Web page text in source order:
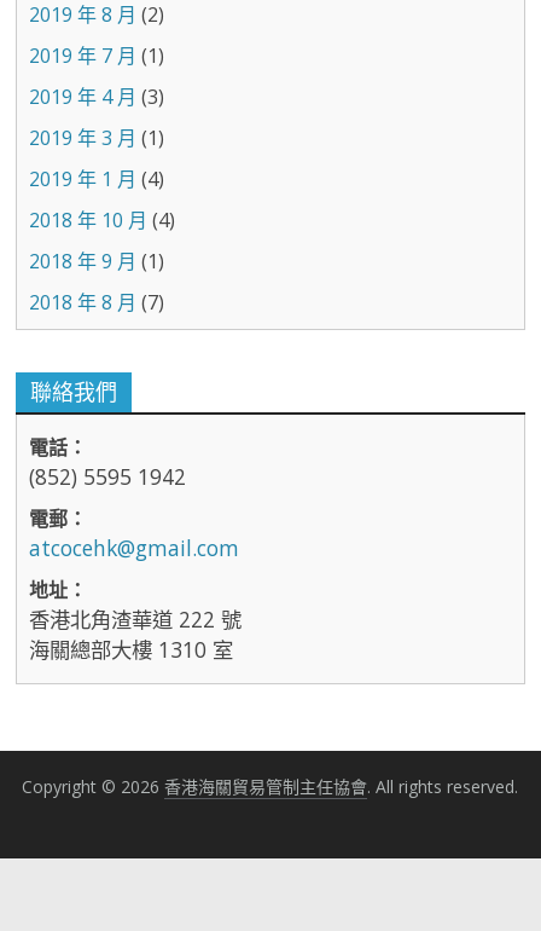
2019 年 8 月 (2)
2019 年 7 月 (1)
2019 年 4 月 (3)
2019 年 3 月 (1)
2019 年 1 月 (4)
2018 年 10 月 (4)
2018 年 9 月 (1)
2018 年 8 月 (7)
聯絡我們
電話：
(852) 5595 1942
電郵：
atcocehk@gmail.com
地址：
香港北角渣華道 222 號
海關總部大樓 1310 室
Copyright © 2026香港海關貿易管制主任協會. All rights reserved.